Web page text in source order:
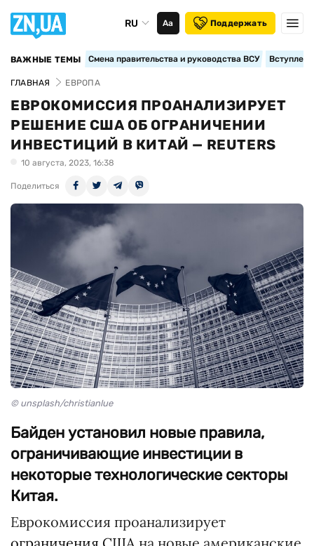
RU Аа Поддержать
ВАЖНЫЕ ТЕМЫ Смена правительства и руководства ВСУ
ГЛАВНАЯ ЕВРОПА
ЕВРОКОМИССИЯ ПРОАНАЛИЗИРУЕТ
РЕШЕНИЕ США ОБ ОГРАНИЧЕНИИ
ИНВЕСТИЦИЙ В КИТАЙ — REUTERS
10 августа, 2023, 16:38
Поделиться
© unsplash/christianlue
Байден установил новые правила,
ограничивающие инвестиции в
некоторые технологические секторы
Китая.
Еврокомиссия проанализирует